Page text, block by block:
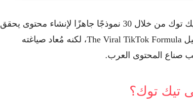
في هذا المقال، سنفك شفرة النجاح على تيك توك من خلال 30 نموذجًا جاهزًا لإنشاء محتوى يحقق
The Viral TikTok Formula، لكنه مُعاد صياغته
صناع المحتوى العرب.
تيك توك؟